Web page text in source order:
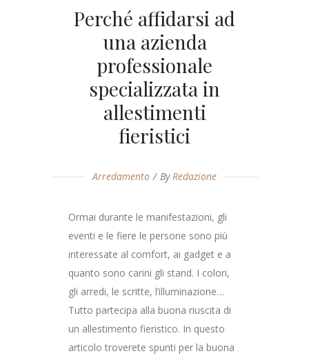
Perché affidarsi ad
una azienda
professionale
specializzata in
allestimenti
fieristici
Arredamento ByRedazione
Ormai durante le manifestazioni, gli
eventi e le fiere le persone sono più
interessate al comfort, ai gadget e a
quanto sono carini gli stand. I colori,
gli arredi, le scritte, l’illuminazione…
Tutto partecipa alla buona riuscita di
un allestimento fieristico. In questo
articolo troverete spunti per la buona